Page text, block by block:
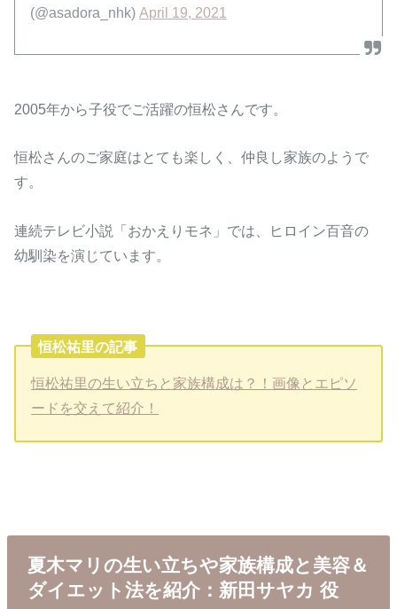
(@asadora_nhk)April 19, 2021
2005年から子役でご活躍の恒松さんです。
恒松さんのご家庭はとても楽しく、仲良し家族のようで
す。
連続テレビ小説「おかえりモネ」では、ヒロイン百音の
幼馴染を演じています。
恒松祐里の記事
恒松祐里の生い立ちと家族構成は？！画像とエピソ
ードを交えて紹介！
夏木マリの生い立ちや家族構成と美容＆
ダイエット法を紹介：新田サヤカ 役